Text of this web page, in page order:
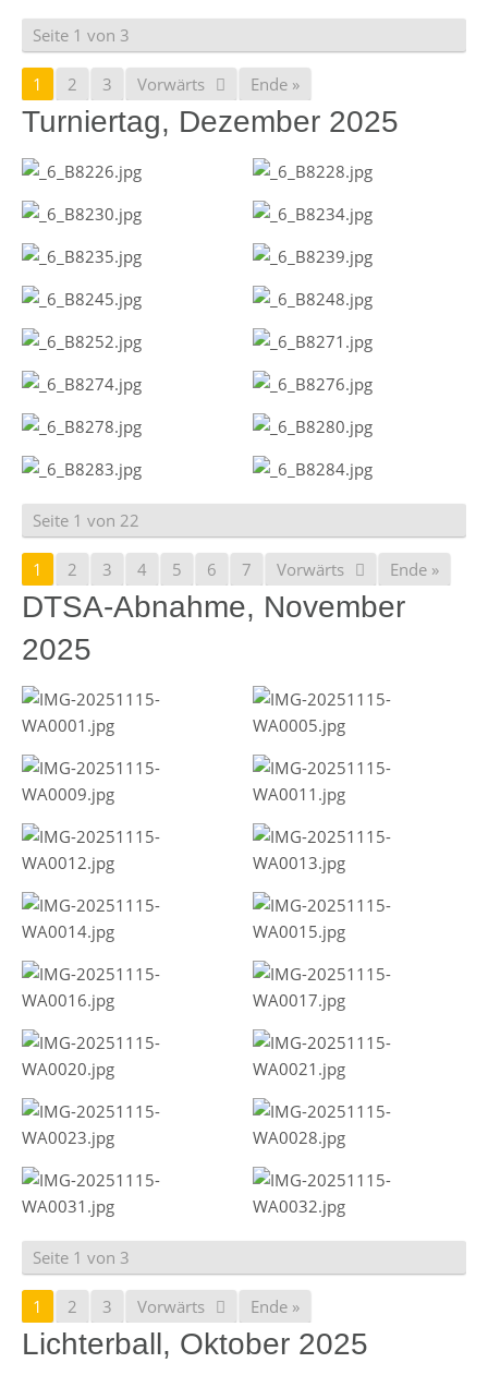
Seite 1 von 3
1 2 3 Vorwärts Ende »
Turniertag, Dezember 2025
Seite 1 von 22
1 2 3 4 5 6 7 Vorwärts Ende »
DTSA-Abnahme, November
2025
Seite 1 von 3
1 2 3 Vorwärts Ende »
Lichterball, Oktober 2025